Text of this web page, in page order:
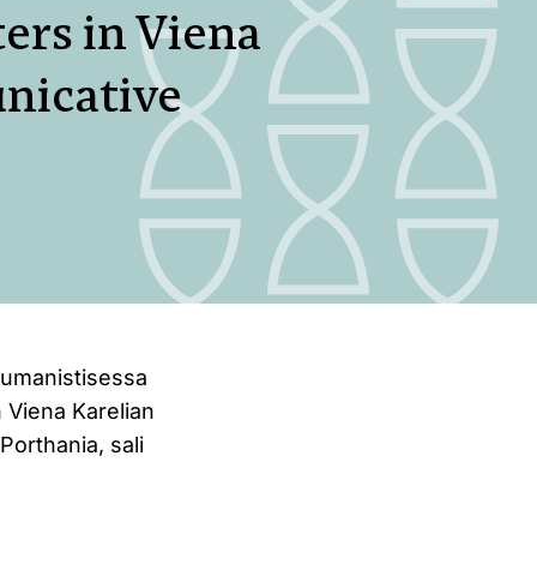
in Viena
Karelian
sali